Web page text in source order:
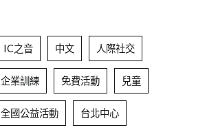
IC之音 中文 人際社交
企業訓練 免費活動 兒童
全國公益活動 台北中心